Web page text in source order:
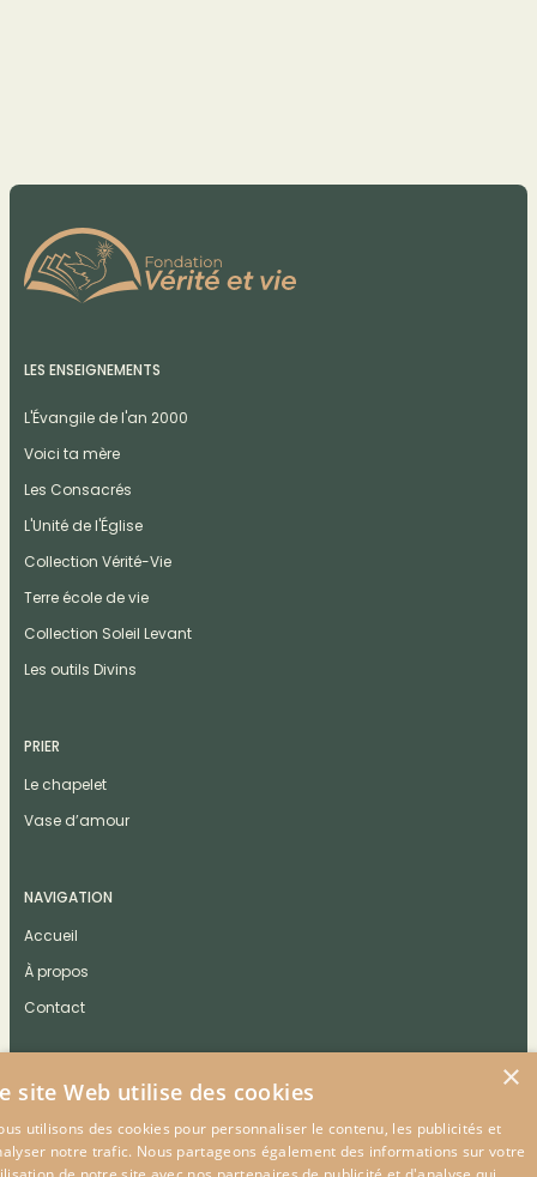
LES ENSEIGNEMENTS
L'Évangile de l'an 2000
Voici ta mère
Les Consacrés
L'Unité de l'Église
Collection Vérité-Vie
Terre école de vie
Collection Soleil Levant
Les outils Divins
PRIER
Le chapelet
Vase d’amour
NAVIGATION
Accueil
À propos
Contact
CONTACT
×
site Web utilise des cookies
utilisons des cookies pour personnaliser le contenu, les publicités et
notre trafic. Nous partageons également des informations sur votre